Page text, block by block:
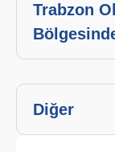
Trabzon
Diğer